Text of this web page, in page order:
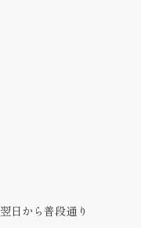
翌日から普段通り